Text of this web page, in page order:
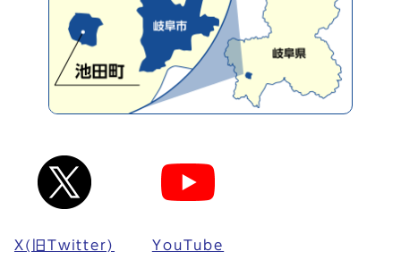
X(旧Twitter) YouTube